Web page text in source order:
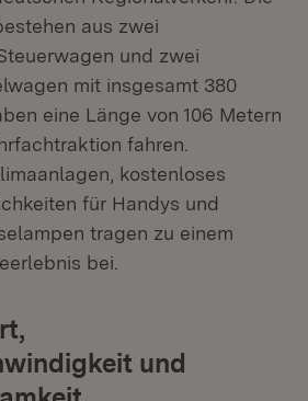
aus zwei
und zwei
mit insgesamt 380
eine Länge von 106 Metern
fahren.
kostenloses
für Handys und
tragen zu einem
bei.
und